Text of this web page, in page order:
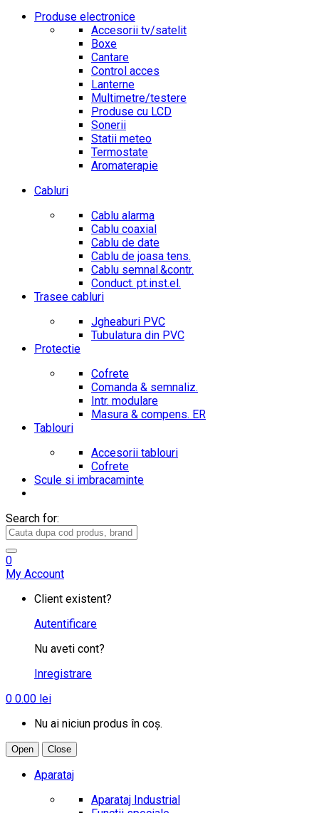
Produse electronice
Accesorii tv/satelit
Boxe
Cantare
Control acces
Lanterne
Multimetre/testere
Produse cu LCD
Sonerii
Statii meteo
Termostate
Aromaterapie
Cabluri
Cablu alarma
Cablu coaxial
Cablu de date
Cablu de joasa tens.
Cablu semnal.&contr.
Conduct. pt.inst.el.
Trasee cabluri
Jgheaburi PVC
Tubulatura din PVC
Protectie
Cofrete
Comanda & semnaliz.
Intr. modulare
Masura & compens. ER
Tablouri
Accesorii tablouri
Cofrete
Scule si imbracaminte
Search for:
0
My Account
Client existent?
Autentificare
Nu aveti cont?
Inregistrare
0 0.00 lei
Nu ai niciun produs în coș.
Open Close
Aparataj
Aparataj Industrial